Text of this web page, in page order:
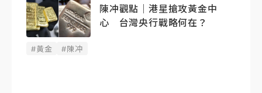
陳冲觀點｜港星搶攻黃金中
心 台灣央行戰略何在？
#黃金 #陳冲